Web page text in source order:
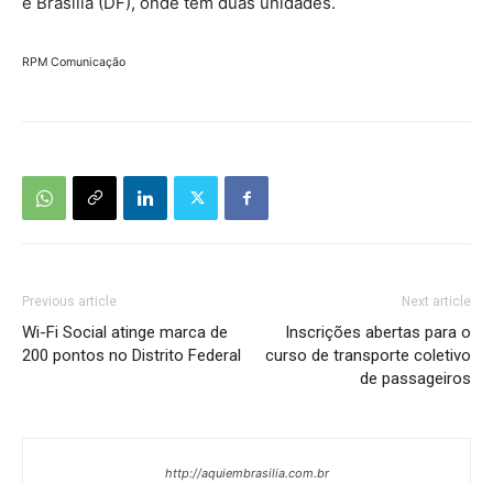
RPM Comunicação
Previous article
Wi-Fi Social atinge marca de
200 pontos no Distrito Federal
Next article
Inscrições abertas para o
curso de transporte coletivo
de passageiros
http://aquiembrasilia.com.br